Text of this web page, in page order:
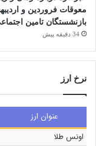
معوقات فروردین و
بازنشستگان تامین
34 دقیقه پیش
نرخ ارز
عنوان ارز
اونس طلا